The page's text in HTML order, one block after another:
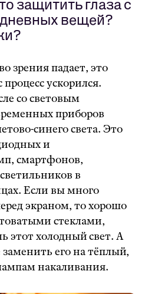
защитить глаза с
вещей?
зрения падает, это
ускорился.
со световым
приборов
синего света. Это
и
смартфонов,
в
Если вы много
экраном, то хорошо
стеклами,
этот холодный свет. А
его на тёплый,
накаливания.